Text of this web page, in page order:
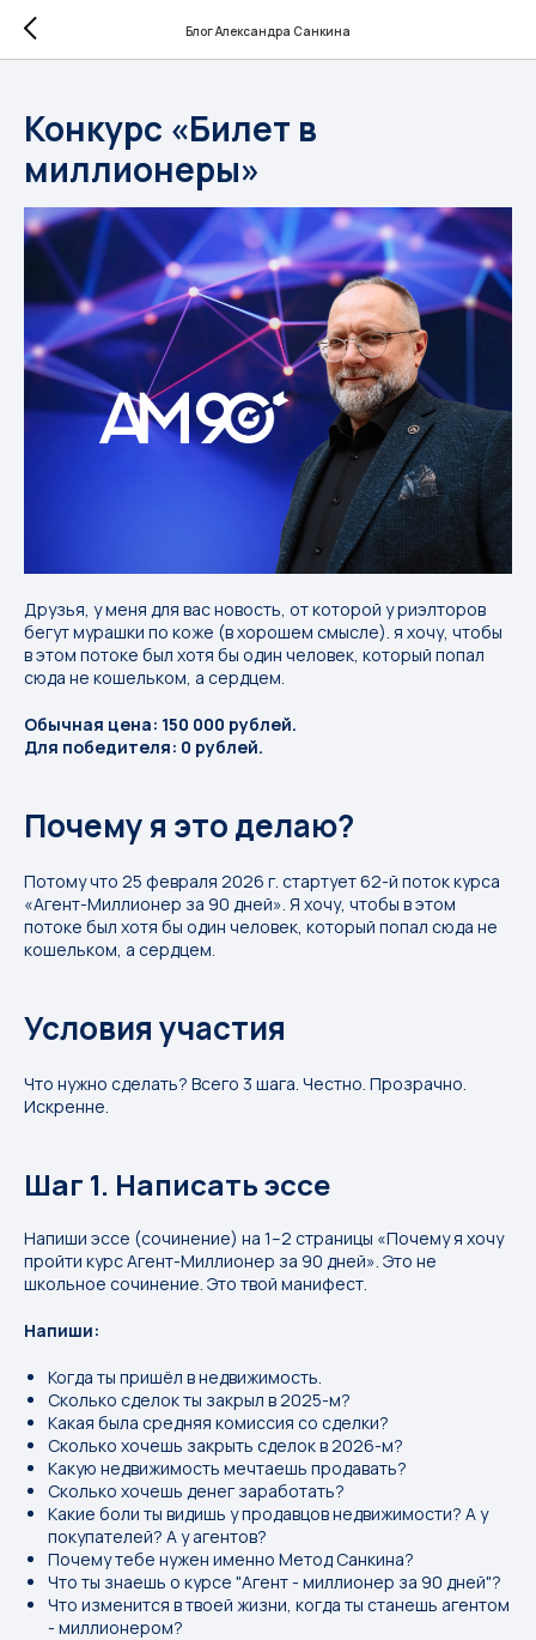
Блог Александра Санкина
Конкурс «Билет в
миллионеры»
Друзья, у меня для вас новость, от которой у риэлторов
бегут мурашки по коже (в хорошем смысле). я хочу, чтобы
в этом потоке был хотя бы один человек, который попал
сюда не кошельком, а сердцем.
Обычная цена: 150 000 рублей.
Для победителя: 0 рублей.
Почему я это делаю?
Потому что 25 февраля 2026 г. стартует 62-й поток курса
«Агент-Миллионер за 90 дней». Я хочу, чтобы в этом
потоке был хотя бы один человек, который попал сюда не
кошельком, а сердцем.
Условия участия
Что нужно сделать? Всего 3 шага. Честно. Прозрачно.
Искренне.
Шаг 1. Написать эссе
Напиши эссе (сочинение) на 1–2 страницы «Почему я хочу
пройти курс Агент-Миллионер за 90 дней». Это не
школьное сочинение. Это твой манифест.
Напиши:
Когда ты пришёл в недвижимость.
Сколько сделок ты закрыл в 2025-м?
Какая была средняя комиссия со сделки?
Сколько хочешь закрыть сделок в 2026-м?
Какую недвижимость мечтаешь продавать?
Сколько хочешь денег заработать?
Какие боли ты видишь у продавцов недвижимости? А у
покупателей? А у агентов?
Почему тебе нужен именно Метод Санкина?
Что ты знаешь о курсе "Агент - миллионер за 90 дней"?
Что изменится в твоей жизни, когда ты станешь агентом
- миллионером?